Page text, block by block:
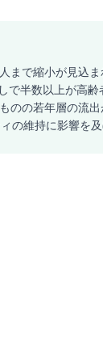
まで縮小が見込
で半数以上が高齢
のの若年層の流
の維持に影響を及